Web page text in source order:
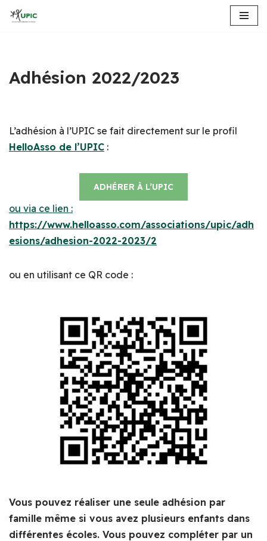
Adhésion 2022/2023
L’adhésion à l’UPIC se fait directement sur le profil
HelloAsso de l’UPIC :
ADHÉRER À L’UPIC
ou via ce lien :
https://www.helloasso.com/associations/upic/adh
esions/adhesion-2022-2023/2
ou en utilisant ce QR code :
Vous pouvez réaliser une seule adhésion par
famille même si vous avez plusieurs enfants dans
différentes écoles. Vous pouvez compléter par un